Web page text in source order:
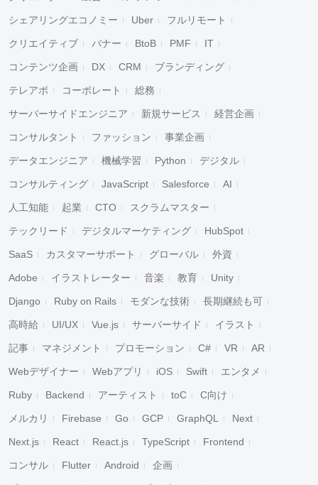
シェアリングエコノミー Uber フルリモート
クリエイティブ バナー BtoB PMF IT
コンテンツ企画 DX CRM ブランディング
テレアポ コーポレート 総務
サーバーサイドエンジニア 新規サービス 経営企画
コンサルタント ファッション 事業企画
データエンジニア 機械学習 Python デジタル
コンサルティング JavaScript Salesforce AI
人工知能 起業 CTO スクラムマスター
テックリード デジタルマーケティング HubSpot
SaaS カスタマーサポート グローバル 外資
Adobe イラストレーター 音楽 教育 Unity
Django Ruby on Rails モダンな技術 長期継続も可
高時給 UI/UX Vue.js サーバーサイド イラスト
記事 マネジメント プロモーション C# VR AR
Webデザイナー Webアプリ iOS Swift エンタメ
Ruby Backend アーティスト toC C向け
メルカリ Firebase Go GCP GraphQL Next
Next.js React React.js TypeScript Frontend
コンサル Flutter Android 企画